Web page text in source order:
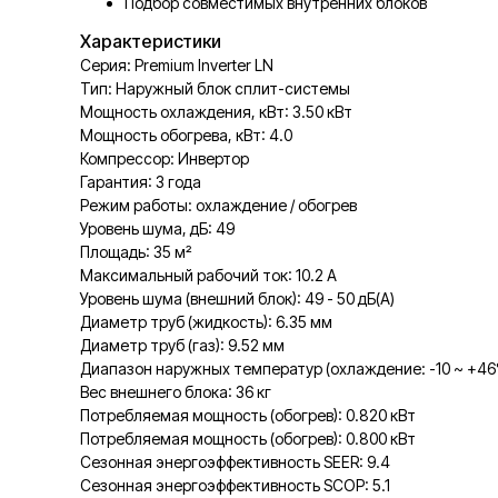
Характеристики
Серия: Premium Inverter LN
Тип: Наружный блок сплит-системы
Мощность охлаждения, кВт: 3.50 кВт
Мощность обогрева, кВт: 4.0
Компрессор: Инвертор
Гарантия: 3 года
Режим работы: охлаждение / обогрев
Уровень шума, дБ: 49
Площадь: 35 м²
Максимальный рабочий ток: 10.2 A
Уровень шума (внешний блок): 49 - 50 дБ(А)
Диаметр труб (жидкость): 6.35 мм
Диаметр труб (газ): 9.52 мм
Диапазон наружных температур (охлаждение: -10 ~
Вес внешнего блока: 36 кг
Потребляемая мощность (обогрев): 0.820 кВт
Потребляемая мощность (обогрев): 0.800 кВт
Сезонная энергоэффективность SEER: 9.4
Сезонная энергоэффективность SCOP: 5.1